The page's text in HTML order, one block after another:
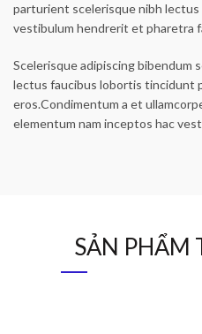
parturient scelerisque nibh lectus
vestibulum hendrerit et pharetra
Scelerisque adipiscing bibendum
lectus faucibus lobortis tincidunt
eros.Condimentum a et
elementum nam inceptos hac
SẢN